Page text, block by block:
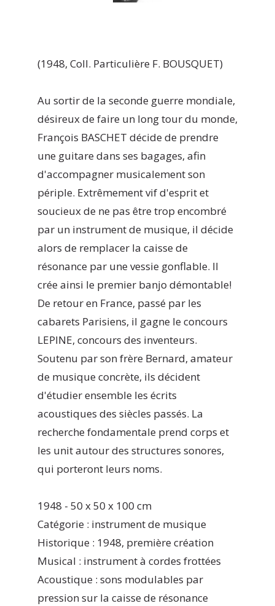
(1948, Coll. Particulière F. BOUSQUET)
Au sortir de la seconde guerre mondiale,
désireux de faire un long tour du monde,
François BASCHET décide de prendre
une guitare dans ses bagages, afin
d'accompagner musicalement son
périple. Extrêmement vif d'esprit et
soucieux de ne pas être trop encombré
par un instrument de musique, il décide
alors de remplacer la caisse de
résonance par une vessie gonflable. Il
crée ainsi le premier banjo démontable!
De retour en France, passé par les
cabarets Parisiens, il gagne le concours
LEPINE, concours des inventeurs.
Soutenu par son frère Bernard, amateur
de musique concrète, ils décident
d'étudier ensemble les écrits
acoustiques des siècles passés. La
recherche fondamentale prend corps et
les unit autour des structures sonores,
qui porteront leurs noms.
1948 - 50 x 50 x 100 cm
Catégorie : instrument de musique
Historique : 1948, première création
Musical : instrument à cordes frottées
Acoustique : sons modulables par
pression sur la caisse de résonance